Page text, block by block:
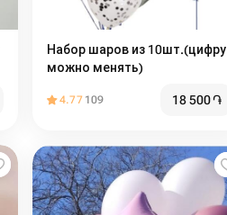
Набор шаров из 10шт.(цифру
можно менять)
4.77 109 18 500֏